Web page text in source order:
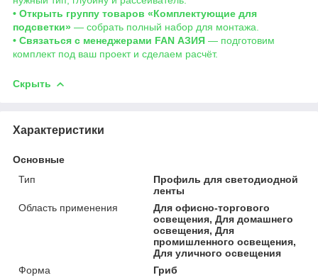
• Открыть группу товаров «Комплектующие для
подсветки» — собрать полный набор для монтажа.
• Связаться с менеджерами FAN АЗИЯ — подготовим
комплект под ваш проект и сделаем расчёт.
Скрыть
Характеристики
Основные
Тип
Профиль для светодиодной
ленты
Область применения
Для офисно-торгового
освещения, Для домашнего
освещения, Для
промишленного освещения,
Для уличного освещения
Форма
Гриб